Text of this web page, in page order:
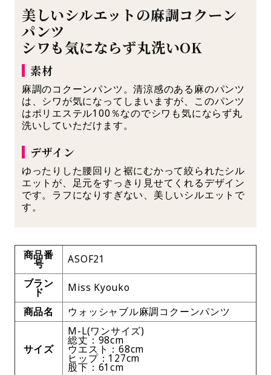
美しいシルエットの麻調コクーン
パンツ
シワも気にならず丸洗いOK
素材
麻調のコクーンパンツ。清涼感のある麻のパンツ
は、シワが気になってしまいますが、このパンツ
はポリエステル100％なのでシワも気にならず丸
洗いしていただけます。
デザイン
ゆったりした腰回りと裾にむかって絞られたシル
エットが、足元をすっきり見せてくれるデザイン
です。ラフになりすぎない、美しいシルエットで
す。
商品番
号
ASOF21
ブラン
ド
Miss Kyouko
商品名
ウォッシャブル麻調コクーンパンツ
サイズ
M-L(ワンサイズ)
総丈：98cm
ウエスト：68cm
ヒップ：127cm
股下：61cm